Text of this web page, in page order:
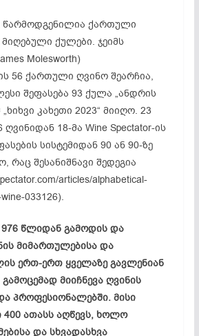
წარმოდგენილია ქართული
ქულები. ჯეიმს
Molesworth)
56 ქართული ღვინო შეარჩია,
შეფასება 93 ქულა „ანდრის
კახეთი 2023“ მიიღო. 23
18-მა Wine Spectator-ის
სისტემიდან 90 ან 90-ზე
რაც შესანიშნავი შედეგია
articles/alphabetical-
033126).
1976 წლიდან გამოდის და
მიმართულებისა და
ერთ-ერთ ყველაზე გავლენიან
მიიჩნევა ღვინის
პროფესიონალებში. მისი
400 ათასს აღწევს, ხოლო
და სხვადასხვა